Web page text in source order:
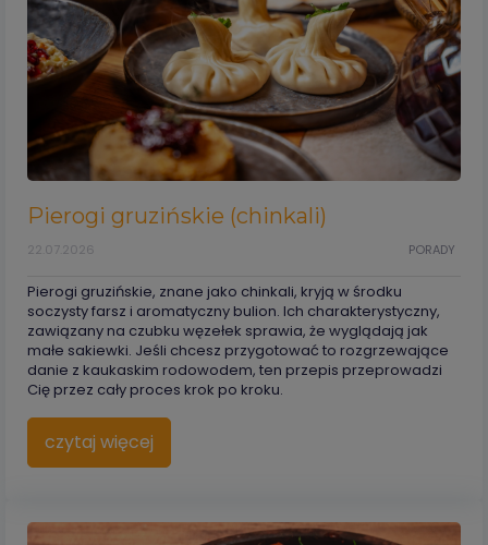
Pierogi gruzińskie (chinkali)
PORADY
22.07.2026
Pierogi gruzińskie, znane jako chinkali, kryją w środku
soczysty farsz i aromatyczny bulion. Ich charakterystyczny,
zawiązany na czubku węzełek sprawia, że wyglądają jak
małe sakiewki. Jeśli chcesz przygotować to rozgrzewające
danie z kaukaskim rodowodem, ten przepis przeprowadzi
Cię przez cały proces krok po kroku.
czytaj więcej